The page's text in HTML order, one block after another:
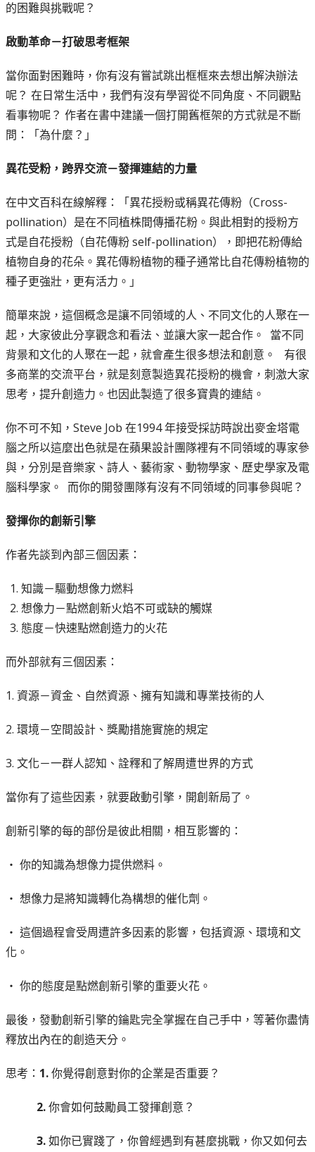
的困難與挑戰呢？
啟動革命－打破思考框架
當你面對困難時，你有沒有嘗試跳出框框來去想出解決辦法
呢？ 在日常生活中，我們有沒有學習從不同角度、不同觀點
看事物呢？ 作者在書中建議一個打開舊框架的方式就是不斷
問：「為什麼？」
異花受粉，跨界交流－發揮連結的力量
在中文百科在線解釋：「異花授粉或稱異花傳粉（Cross-
pollination）是在不同植株間傳播花粉。與此相對的授粉方
式是自花授粉（自花傳粉 self-pollination），即把花粉傳給
植物自身的花朵。異花傳粉植物的種子通常比自花傳粉植物的
種子更強壯，更有活力。」
簡單來說，這個概念是讓不同領域的人、不同文化的人聚在一
起，大家彼此分享觀念和看法、並讓大家一起合作。 當不同
背景和文化的人聚在一起，就會產生很多想法和創意。 有很
多商業的交流平台，就是刻意製造異花授粉的機會，刺激大家
思考，提升創造力。也因此製造了很多寶貴的連結。
你不可不知，Steve Job 在1994 年接受採訪時說出麥金塔電
腦之所以這麼出色就是在蘋果設計團隊裡有不同領域的專家參
與，分別是音樂家、詩人、藝術家、動物學家、歷史學家及電
腦科學家。 而你的開發團隊有沒有不同領域的同事參與呢？
發揮你的創新引擎
作者先談到內部三個因素：
知識－驅動想像力燃料
想像力－點燃創新火焰不可或缺的觸媒
態度－快速點燃創造力的火花
而外部就有三個因素：
1. 資源－資金、自然資源、擁有知識和專業技術的人
2. 環境－空間設計、獎勵措施實施的規定
3. 文化－一群人認知、詮釋和了解周遭世界的方式
當你有了這些因素，就要啟動引擎，開創新局了。
創新引擎的每的部份是彼此相關，相互影響的：
‧ 你的知識為想像力提供燃料。
‧ 想像力是將知識轉化為構想的催化劑。
‧ 這個過程會受周遭許多因素的影響，包括資源、環境和文
化。
‧ 你的態度是點燃創新引擎的重要火花。
最後，發動創新引擎的鑰匙完全掌握在自己手中，等著你盡情
釋放出內在的創造天分。
思考： 1.你覺得創意對你的企業是否重要？
2.你會如何鼓勵員工發揮創意？
3.如你已實踐了，你曾經遇到有甚麼挑戰，你又如何去